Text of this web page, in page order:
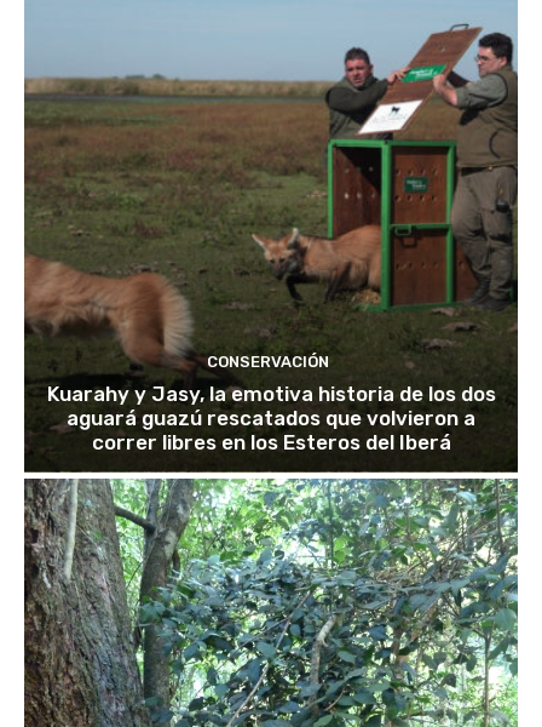
CONSERVACIÓN
Kuarahy y Jasy, la emotiva historia de los dos
aguará guazú rescatados que volvieron a
correr libres en los Esteros del Iberá